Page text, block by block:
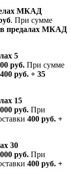
МКАД
. При сумме
в предалах МКАД
5
руб. При сумме
400 руб. + 35
15
руб. При
400 руб. +
30
руб. При
400 руб. +